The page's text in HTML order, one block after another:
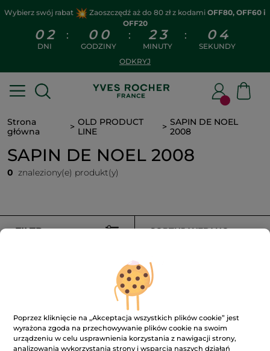
Wybierz swój rabat Zaoszczędź aż do 80 zł z kodami OFF80, OFF60 i
OFF20
0 2
DNI
: 0 0
GODZINY
: 23
MINUTY
: 0 3
SEKUNDY
ODKRYJ
Strona
główna
OLD PRODUCT
LINE
SAPIN DE NOEL
2008
SAPIN DE NOEL 2008
0 znaleziony(e) produkt(y)
FILTR SORTUJ WEDŁUG
Poprzez kliknięcie na „Akceptacja wszystkich plików cookie” jest
wyrażona zgoda na przechowywanie plików cookie na swoim
urządzeniu w celu usprawnienia korzystania z nawigacji strony,
analizowania wykorzystania strony i wsparcia naszych działań